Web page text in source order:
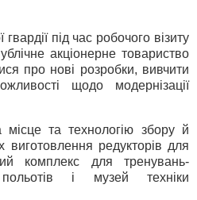
під час робочого візиту
акціонерне товариство
про нові розробки, вивчити
щодо модернізації
місце та технологію збору й
виготовлення редукторів для
комплекс для тренувань-
і музей техніки